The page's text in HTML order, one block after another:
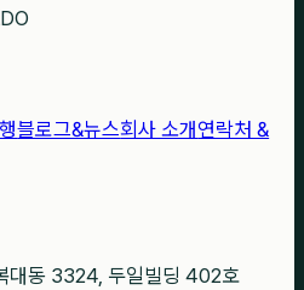
블로그&뉴스회사 소개 연락처 &
대동 3324, 두일빌딩 402호